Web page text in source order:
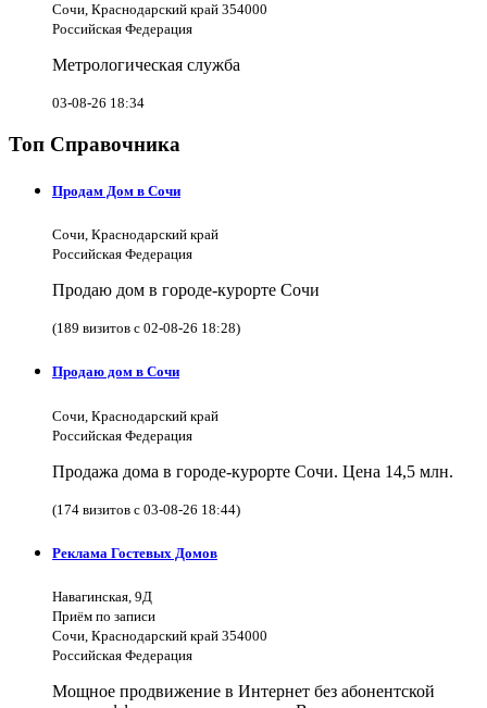
Сочи, Краснодарский край 354000
Российская Федерация
Метрологическая служба
03-08-26 18:34
Топ Справочника
Продам Дом в Сочи
Сочи, Краснодарский край
Российская Федерация
Продаю дом в городе-курорте Сочи
(189 визитов с 02-08-26 18:28)
Продаю дом в Сочи
Сочи, Краснодарский край
Российская Федерация
Продажа дома в городе-курорте Сочи. Цена 14,5 млн.
(174 визитов с 03-08-26 18:44)
Реклама Гостевых Домов
Навагинская, 9Д
Приём по записи
Сочи, Краснодарский край 354000
Российская Федерация
Мощное продвижение в Интернет без абонентской